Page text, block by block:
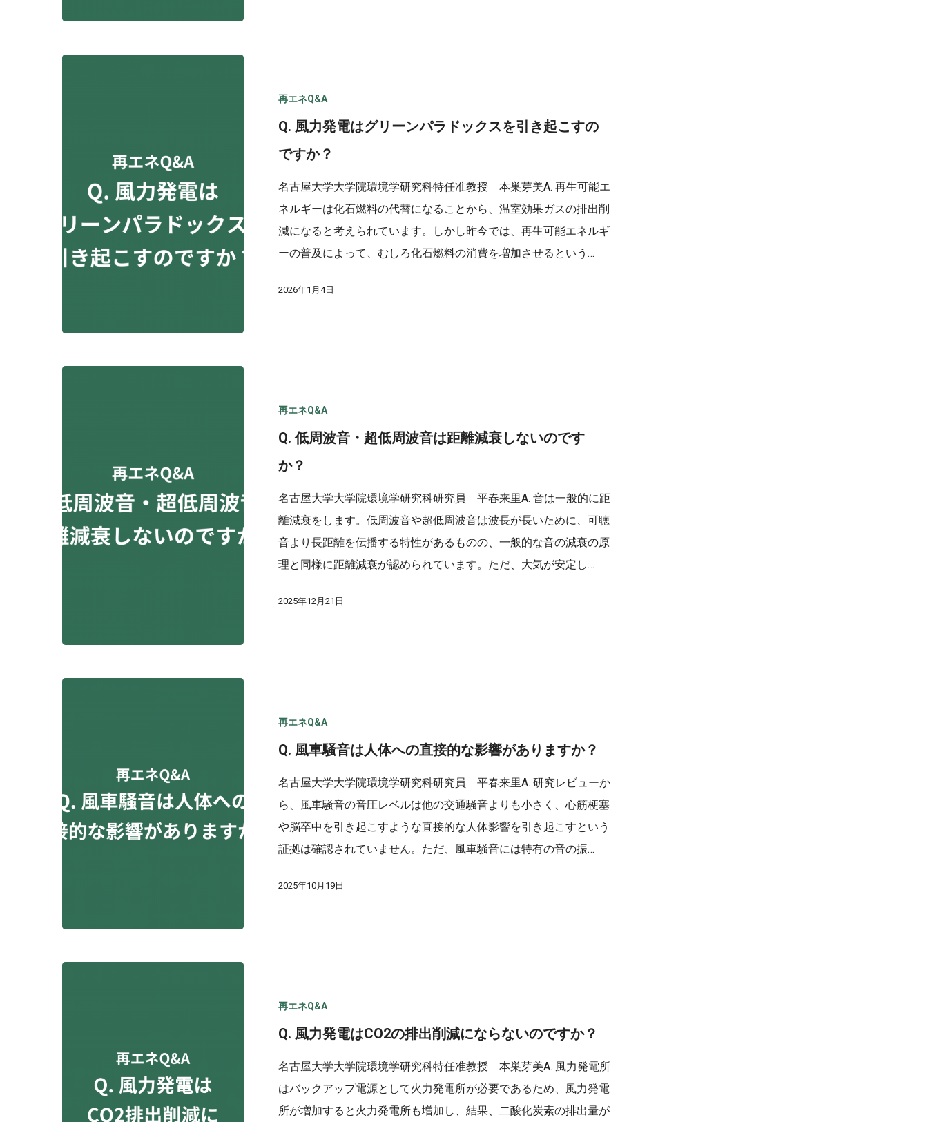
再エネQ&A
Q. 風力発電はグリーンパラドックスを引き起こすの
ですか？
名古屋大学大学院環境学研究科特任准教授 本巣芽美A. 再生可能エ
ネルギーは化石燃料の代替になることから、温室効果ガスの排出削
減になると考えられています。しかし昨今では、再生可能エネルギ
ーの普及によって、むしろ化石燃料の消費を増加させるという…
2026年1月4日
再エネQ&A
Q. 低周波音・超低周波音は距離減衰しないのです
か？
名古屋大学大学院環境学研究科研究員 平春来里A. 音は一般的に距
離減衰をします。低周波音や超低周波音は波長が長いために、可聴
音より長距離を伝播する特性があるものの、一般的な音の減衰の原
理と同様に距離減衰が認められています。ただ、大気が安定し…
2025年12月21日
再エネQ&A
Q. 風車騒音は人体への直接的な影響がありますか？
名古屋大学大学院環境学研究科研究員 平春来里A. 研究レビューか
ら、風車騒音の音圧レベルは他の交通騒音よりも小さく、心筋梗塞
や脳卒中を引き起こすような直接的な人体影響を引き起こすという
証拠は確認されていません。ただ、風車騒音には特有の音の振…
2025年10月19日
再エネQ&A
Q. 風力発電はCO2の排出削減にならないのですか？
名古屋大学大学院環境学研究科特任准教授 本巣芽美A. 風力発電所
はバックアップ電源として火力発電所が必要であるため、風力発電
所が増加すると火力発電所も増加し、結果、二酸化炭素の排出量が